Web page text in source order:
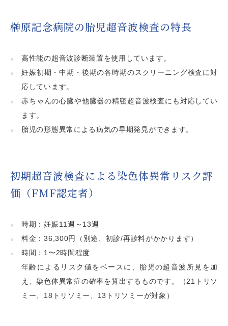
榊󠄀󠄀󠄀󠄀󠄀󠄀原記念病院の胎児超音波検査の特長
高性能の超音波診断装置を使用しています。
妊娠初期・中期・後期の各時期のスクリーニング検査に対
応しています。
赤ちゃんの心臓や他臓器の精密超音波検査にも対応してい
ます。
胎児の形態異常による病気の早期発見ができます。
初期超音波検査による染色体異常リスク評
価（FMF認定者）
時期：妊娠11週～13週
料金：36,300円（別途、初診/再診料がかかります）
時間：1〜2時間程度
年齢によるリスク値をベースに、胎児の超音波所見を加
え、染色体異常症の確率を算出するものです。（21トリソ
ミー、18トリソミー、13トリソミーが対象）